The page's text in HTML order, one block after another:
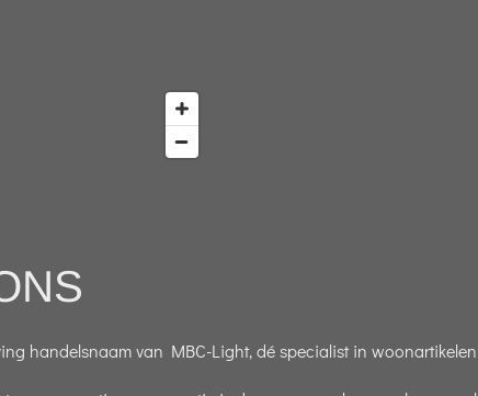
handelsnaam van MBC-Light, dé specialist in